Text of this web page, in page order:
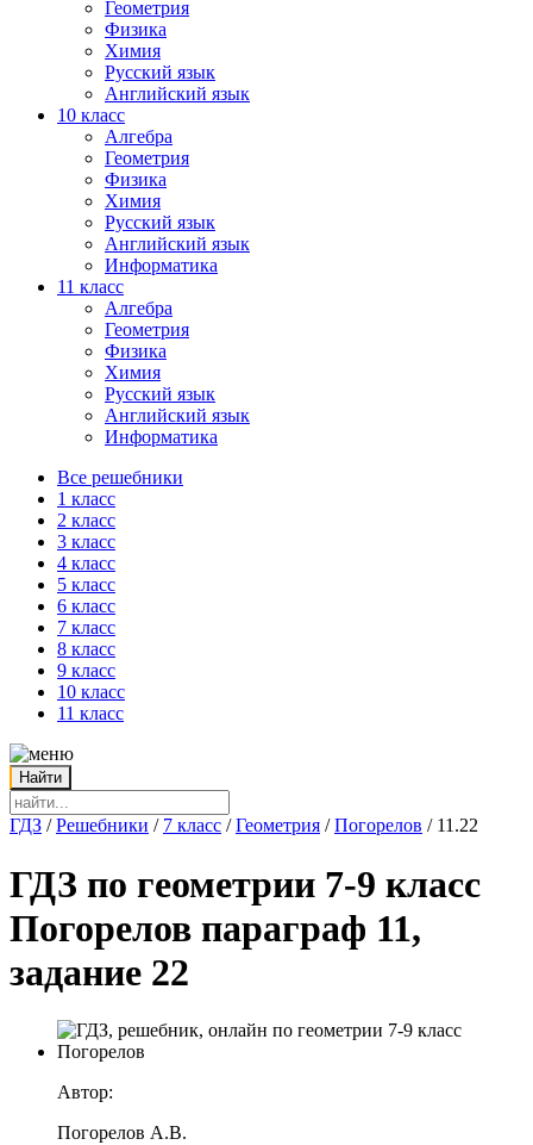
Геометрия
Физика
Химия
Русский язык
Английский язык
10 класс
Алгебра
Геометрия
Физика
Химия
Русский язык
Английский язык
Информатика
11 класс
Алгебра
Геометрия
Физика
Химия
Русский язык
Английский язык
Информатика
Все решебники
1 класс
2 класс
3 класс
4 класс
5 класс
6 класс
7 класс
8 класс
9 класс
10 класс
11 класс
ГДЗ / Решебники / 7 класс / Геометрия / Погорелов / 11.22
ГДЗ по геометрии 7-9 класс
Погорелов параграф 11,
задание 22
Автор:
Погорелов А.В.